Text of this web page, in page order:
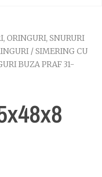
ORINGURI, SNURURI
/ SIMERING CU
BUZA PRAF 31-